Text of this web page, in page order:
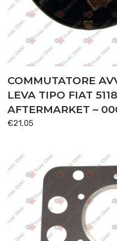
COMMUTATORE
LEVA TIPO FIAT
AFTERMARKET –
€21,05